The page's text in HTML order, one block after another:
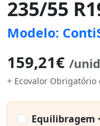
235/55
Modelo:
159,21€ /
+ Ecovalor Obrigatório
Equilibragem